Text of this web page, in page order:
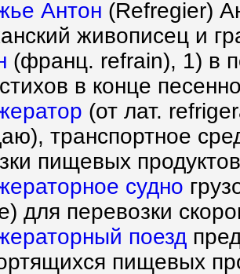
Антон (Refregier)
живописец и
(франц. refrain), 1) в
в конце
(от лат.
транспортное
пищевых
судно
для перевозки
поезд
пищевых